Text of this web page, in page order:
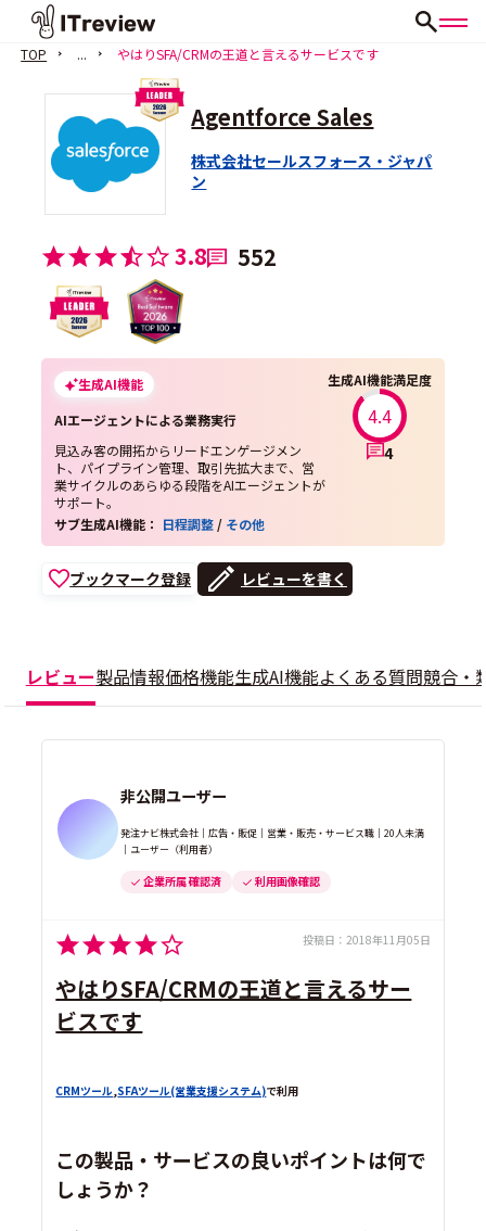
TOP ... やはりSFA/CRMの王道と言えるサービスです
Agentforce Sales
株式会社セールスフォース・ジャパ
ン
3.8 552
生成AI機能
AIエージェントによる業務実行
見込み客の開拓からリードエンゲージメン
ト、パイプライン管理、取引先拡大まで、営
業サイクルのあらゆる段階をAIエージェントが
サポート。
生成AI機能満足度
4.4
4
サブ生成AI機能： 日程調整 / その他
ブックマーク登録 レビューを書く
レビュー製品情報価格機能生成AI機能よくある質問競合・
非公開ユーザー
発注ナビ株式会社｜広告・販促｜営業・販売・サービス職｜20人未満
｜ユーザー（利用者）
企業所属 確認済 利用画像確認
投稿日： 2018年11月05日
やはりSFA/CRMの王道と言えるサー
ビスです
CRMツール ,SFAツール(営業支援システム)で利用
この製品・サービスの良いポイントは何で
しょうか？